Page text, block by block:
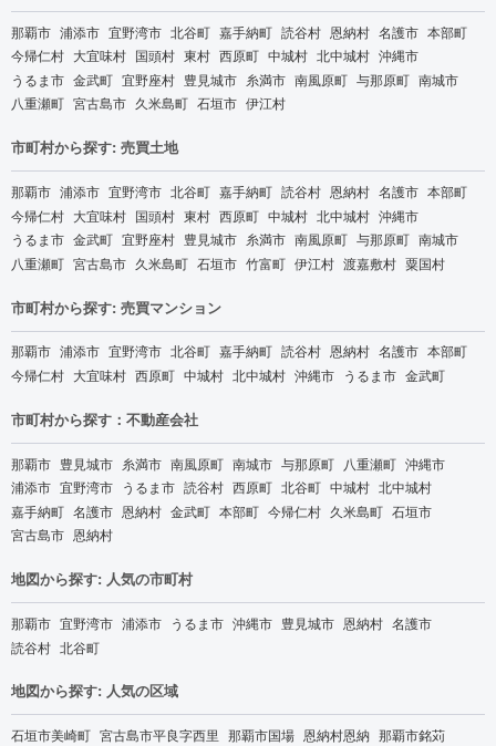
那覇市 浦添市 宜野湾市 北谷町 嘉手納町 読谷村 恩納村 名護市 本部町
今帰仁村 大宜味村 国頭村 東村 西原町 中城村 北中城村 沖縄市
うるま市 金武町 宜野座村 豊見城市 糸満市 南風原町 与那原町 南城市
八重瀬町 宮古島市 久米島町 石垣市 伊江村
市町村から探す: 売買土地
那覇市 浦添市 宜野湾市 北谷町 嘉手納町 読谷村 恩納村 名護市 本部町
今帰仁村 大宜味村 国頭村 東村 西原町 中城村 北中城村 沖縄市
うるま市 金武町 宜野座村 豊見城市 糸満市 南風原町 与那原町 南城市
八重瀬町 宮古島市 久米島町 石垣市 竹富町 伊江村 渡嘉敷村 粟国村
市町村から探す: 売買マンション
那覇市 浦添市 宜野湾市 北谷町 嘉手納町 読谷村 恩納村 名護市 本部町
今帰仁村 大宜味村 西原町 中城村 北中城村 沖縄市 うるま市 金武町
市町村から探す：不動産会社
那覇市 豊見城市 糸満市 南風原町 南城市 与那原町 八重瀬町 沖縄市
浦添市 宜野湾市 うるま市 読谷村 西原町 北谷町 中城村 北中城村
嘉手納町 名護市 恩納村 金武町 本部町 今帰仁村 久米島町 石垣市
宮古島市 恩納村
地図から探す: 人気の市町村
那覇市 宜野湾市 浦添市 うるま市 沖縄市 豊見城市 恩納村 名護市
読谷村 北谷町
地図から探す: 人気の区域
石垣市美崎町 宮古島市平良字西里 那覇市国場 恩納村恩納 那覇市銘苅